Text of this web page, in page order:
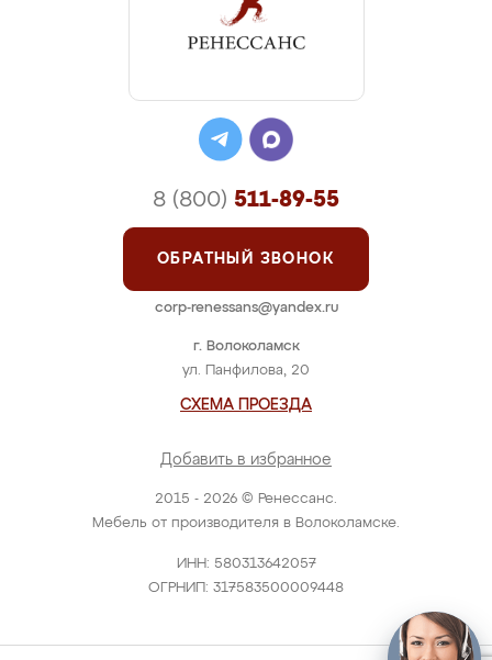
2015 - 2026 © Ренессанс.
Мебель от производителя в Волоколамске.
ИНН: 580313642057
ОГРНИП: 317583500009448
г. Волоколамск
ул. Панфилова, 20
СХЕМА ПРОЕЗДА
Добавить в избранное
8 (800) 511-89-55
ОБРАТНЫЙ ЗВОНОК
corp-renessans@yandex.ru